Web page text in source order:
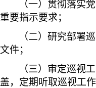
（一）贯彻落实
重要指示要求；
（二）研究部署
文件；
（三）审定巡视
盖，定期听取巡视工